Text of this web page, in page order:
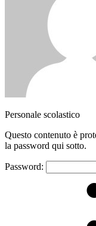
Personale scolastico
Questo contenuto è
la password qui sotto.
Password: